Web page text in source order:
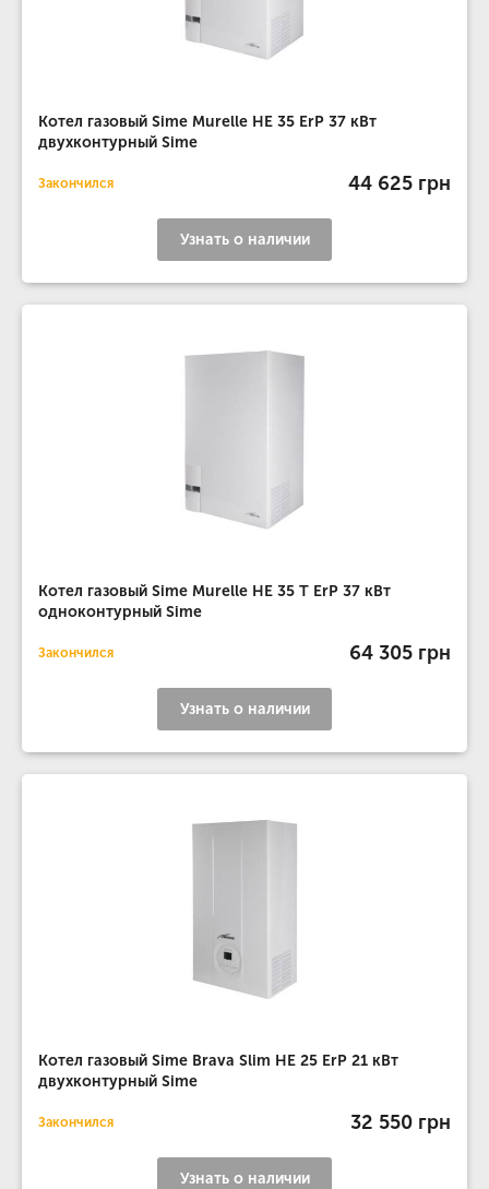
Котел газовый Sime Murelle HE 35 ErP 37 кВт
двухконтурный Sime
Закончился 44 625 грн
Узнать о наличии
Котел газовый Sime Murelle HE 35 T ErP 37 кВт
одноконтурный Sime
Закончился 64 305 грн
Узнать о наличии
Котел газовый Sime Brava Slim HE 25 ErP 21 кВт
двухконтурный Sime
Закончился 32 550 грн
Узнать о наличии